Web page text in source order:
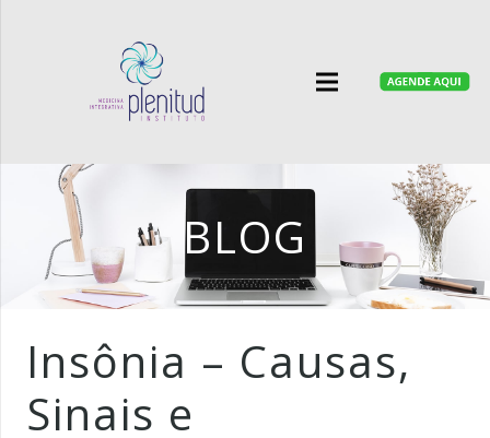
BLOG
Insônia – Causas,
Sinais e